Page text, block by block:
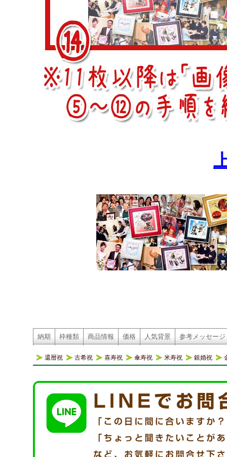
納期 枠種類 商品情報 価格 人気背景 参考メッセージ
還暦祝 古希祝 喜寿祝 傘寿祝 米寿祝 銀婚祝